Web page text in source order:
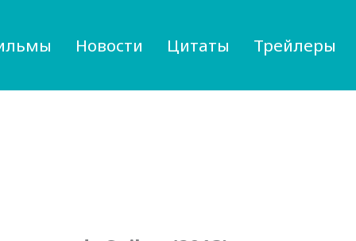
Новости Цитаты Трейлеры